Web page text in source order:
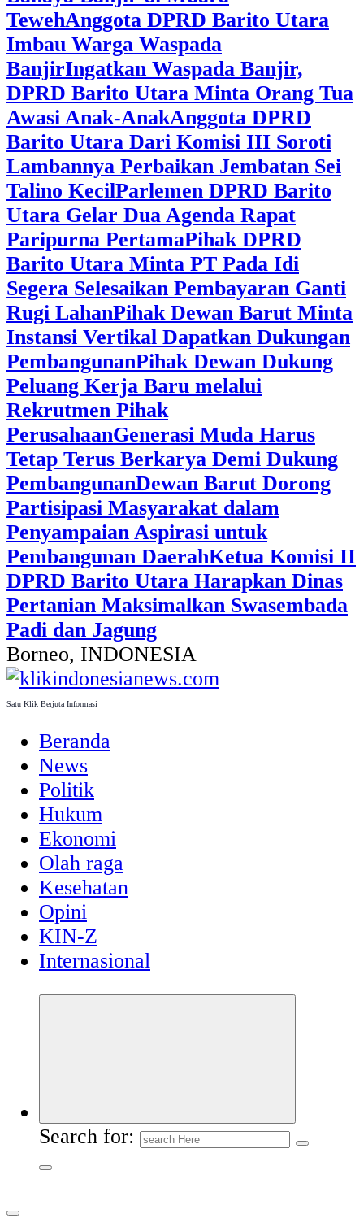
TewehAnggota DPRD Barito Utara
Imbau Warga Waspada
BanjirIngatkan Waspada Banjir,
DPRD Barito Utara Minta Orang Tua
Awasi Anak-AnakAnggota DPRD
Barito Utara Dari Komisi III Soroti
Lambannya Perbaikan Jembatan Sei
Talino KecilParlemen DPRD Barito
Utara Gelar Dua Agenda Rapat
Paripurna PertamaPihak DPRD
Barito Utara Minta PT Pada Idi
Segera Selesaikan Pembayaran Ganti
Rugi LahanPihak Dewan Barut Minta
Instansi Vertikal Dapatkan Dukungan
PembangunanPihak Dewan Dukung
Peluang Kerja Baru melalui
Rekrutmen Pihak
PerusahaanGenerasi Muda Harus
Tetap Terus Berkarya Demi Dukung
PembangunanDewan Barut Dorong
Partisipasi Masyarakat dalam
Penyampaian Aspirasi untuk
Pembangunan DaerahKetua Komisi II
DPRD Barito Utara Harapkan Dinas
Pertanian Maksimalkan Swasembada
Padi dan Jagung
Borneo, INDONESIA
Satu Klik Berjuta Informasi
Beranda
News
Politik
Hukum
Ekonomi
Olah raga
Kesehatan
Opini
KIN-Z
Internasional
Search for: